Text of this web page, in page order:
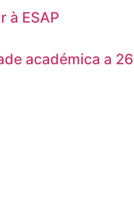
à ESAP
académica a